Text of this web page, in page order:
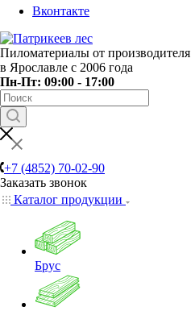
Вконтакте
Пиломатериалы от производителя
в Ярославле с 2006 года
Пн-Пт: 09:00 - 17:00
+7 (4852) 70-02-90
Заказать звонок
Каталог продукции
Брус